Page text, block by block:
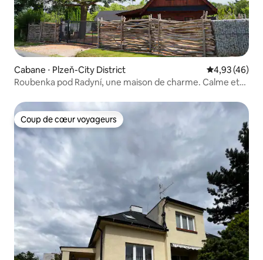
Cabane ⋅ Plzeň-City District Évaluation
4,93 (46)
Roubenka pod Radyní, une maison de charme. Calme et
Coup de cœur voyageurs
Coup de cœur voyageurs